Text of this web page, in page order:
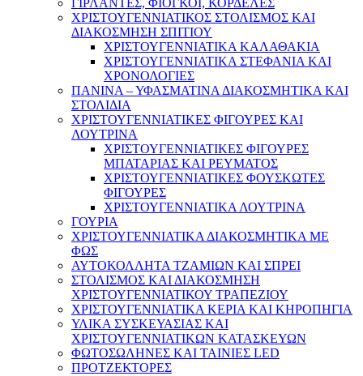
ΓΙΡΛΑΝΤΕΣ, ΦΙΟΓΚΟΙ, ΚΟΡΔΕΛΕΣ
ΧΡΙΣΤΟΥΓΕΝΝΙΑΤΙΚΟΣ ΣΤΟΛΙΣΜΟΣ ΚΑΙ
ΔΙΑΚΟΣΜΗΣΗ ΣΠΙΤΙΟΥ
ΧΡΙΣΤΟΥΓΕΝΝΙΑΤΙΚΑ ΚΑΛΑΘΑΚΙΑ
ΧΡΙΣΤΟΥΓΕΝΝΙΑΤΙΚΑ ΣΤΕΦΑΝΙΑ ΚΑΙ
ΧΡΟΝΟΛΟΓΙΕΣ
ΠΑΝΙΝΑ – ΥΦΑΣΜΑΤΙΝΑ ΔΙΑΚΟΣΜΗΤΙΚΑ ΚΑΙ
ΣΤΟΛΙΔΙΑ
ΧΡΙΣΤΟΥΓΕΝΝΙΑΤΙΚΕΣ ΦΙΓΟΥΡΕΣ ΚΑΙ
ΛΟΥΤΡΙΝΑ
ΧΡΙΣΤΟΥΓΕΝΝΙΑΤΙΚΕΣ ΦΙΓΟΥΡΕΣ
ΜΠΑΤΑΡΙΑΣ ΚΑΙ ΡΕΥΜΑΤΟΣ
ΧΡΙΣΤΟΥΓΕΝΝΙΑΤΙΚΕΣ ΦΟΥΣΚΩΤΕΣ
ΦΙΓΟΥΡΕΣ
ΧΡΙΣΤΟΥΓΕΝΝΙΑΤΙΚΑ ΛΟΥΤΡΙΝΑ
ΓΟΥΡΙΑ
ΧΡΙΣΤΟΥΓΕΝΝΙΑΤΙΚΑ ΔΙΑΚΟΣΜΗΤΙΚΑ ΜΕ
ΦΩΣ
ΑΥΤΟΚΟΛΛΗΤΑ ΤΖΑΜΙΩΝ ΚΑΙ ΣΠΡΕΙ
ΣΤΟΛΙΣΜΟΣ ΚΑΙ ΔΙΑΚΟΣΜΗΣΗ
ΧΡΙΣΤΟΥΓΕΝΝΙΑΤΙΚΟΥ ΤΡΑΠΕΖΙΟΥ
ΧΡΙΣΤΟΥΓΕΝΝΙΑΤΙΚΑ ΚΕΡΙΑ ΚΑΙ ΚΗΡΟΠΗΓΙΑ
ΥΛΙΚΑ ΣΥΣΚΕΥΑΣΙΑΣ ΚΑΙ
ΧΡΙΣΤΟΥΓΕΝΝΙΑΤΙΚΩΝ ΚΑΤΑΣΚΕΥΩΝ
ΦΩΤΟΣΩΛΗΝΕΣ ΚΑΙ ΤΑΙΝΙΕΣ LED
ΠΡΟΤΖΕΚΤΟΡΕΣ